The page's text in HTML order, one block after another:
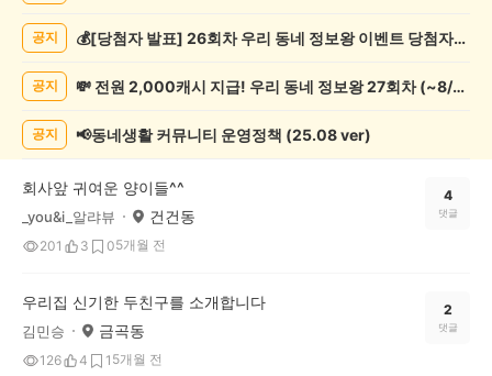
목
공지 💰[당첨자 발표] 26회차 우리 동네 정보왕 이벤트 당첨자를 발표합니다!
공지 💸 전원 2,000캐시 지급! 우리 동네 정보왕 27회차 (~8/10)
공지 📢동네생활 커뮤니티 운영정책 (25.08 ver)
회사앞 귀여운 양이들^^
_you&i_알랴뷰 건건동
201 3 05개월 전
4
댓글
우리집 신기한 두친구를 소개합니다
김민승 금곡동
126 4 1 5개월 전
2
댓글